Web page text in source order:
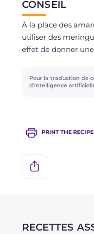
CONSEIL
À la place des
utiliser des
effet de donner
la même
les amaretti. Vous
moules en silicone
surface avec un
verser le pudding,
Pour la traduction de
d'intelligence
PRINT THE RECIPE
RECETTES